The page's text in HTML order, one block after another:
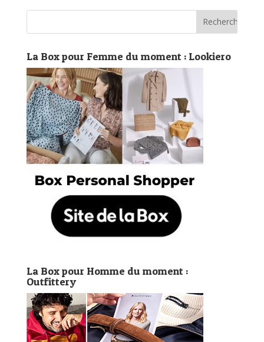
La Box pour Femme du moment : Lookiero
La Box pour Homme du moment :
Outfittery